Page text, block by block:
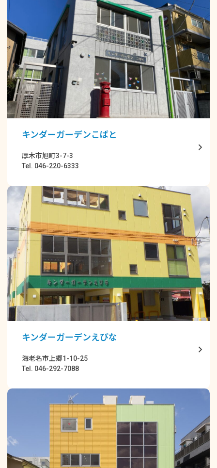
キンダーガーデンこばと
厚木市旭町3-7-3
Tel. 046-220-6333
キンダーガーデンえびな
海老名市上郷1-10-25
Tel. 046-292-7088